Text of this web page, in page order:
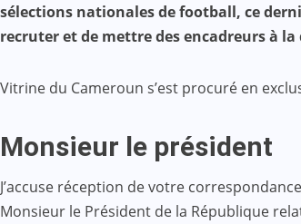
sélections nationales de football, ce
recruter et de mettre des encadreurs à
Vitrine du Cameroun s’est procuré en
Monsieur le président
J’accuse réception de votre
Monsieur le Président de la République